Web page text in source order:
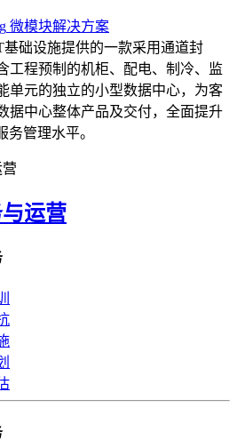
微模块解决方案
基础设施提供的一款采用通道封
工程预制的机柜、配电、制冷、监
单元的独立的小型数据中心，为客
据中心整体产品及交付，全面提升
务管理水平。
运营